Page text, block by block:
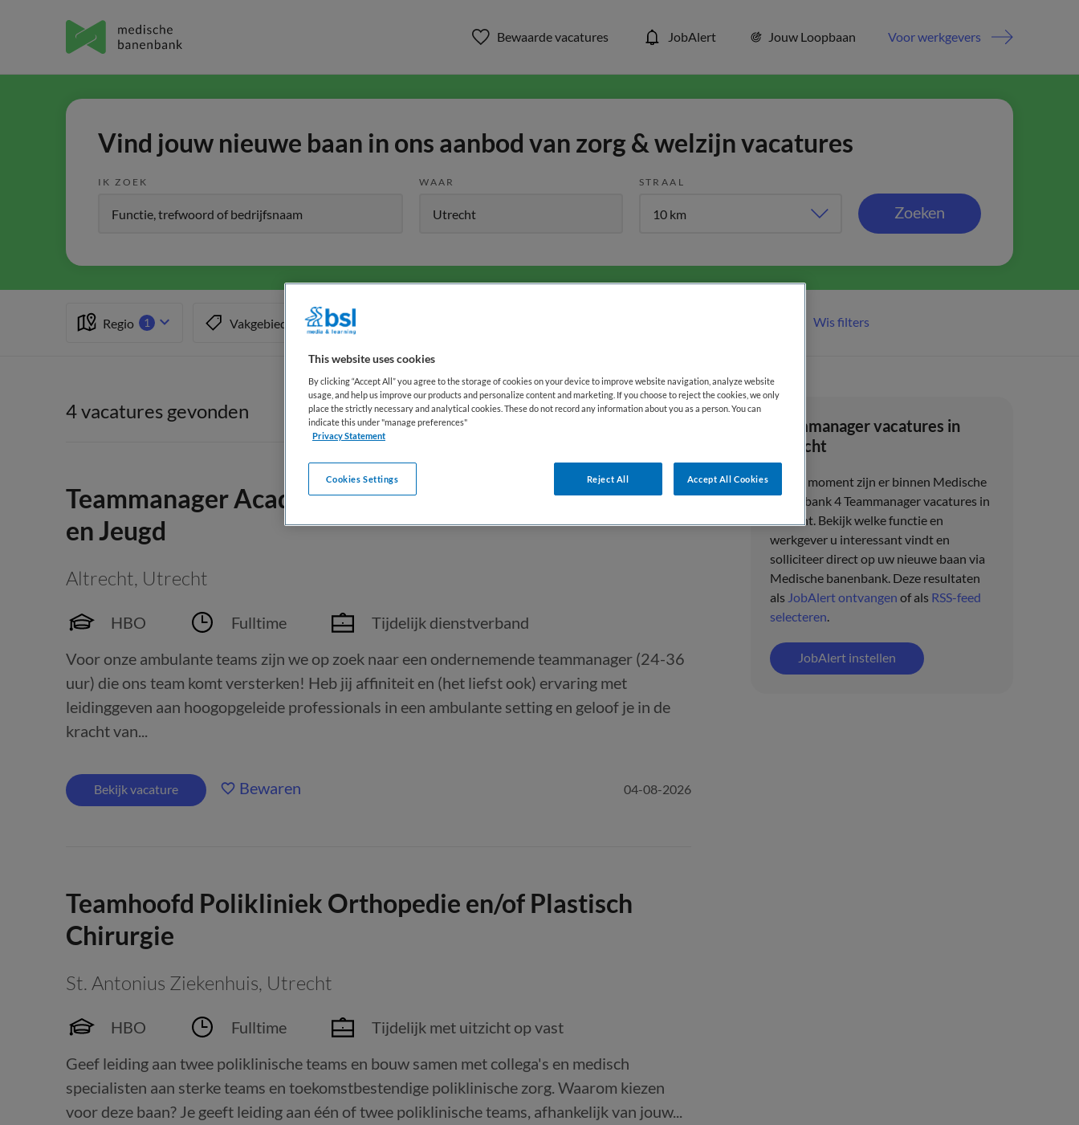
Bewaarde vacatures JobAlert Jouw Loopbaan Voor werkgevers
Vind jouw nieuwe baan in ons aanbod van zorg & welzijn vacatures
IK ZOEK WAAR STRAAL
Zoeken
Regio 1 Vakgebied Wis filters
Teammanager vacatures in
Utrecht
Op dit moment zijn er binnen Medische
banenbank 4 Teammanager vacatures in
Utrecht. Bekijk welke functie en
werkgever u interessant vindt en
solliciteer direct op uw nieuwe baan via
Medische banenbank. Deze resultaten
als JobAlert ontvangen of als RSS-feed
selecteren.
JobAlert instellen
4 vacatures gevonden
Teammanager Academisch Angstcentrum (TOP-GGZ)
en Jeugd
Altrecht, Utrecht
HBO Fulltime
Tijdelijk dienstverband
Voor onze ambulante teams zijn we op zoek naar een ondernemende teammanager (24-36
uur) die ons team komt versterken! Heb jij affiniteit en (het liefst ook) ervaring met
leidinggeven aan hoogopgeleide professionals in een ambulante setting en geloof je in de
kracht van...
Bekijk vacature Bewaren 04-08-2026
Teamhoofd Polikliniek Orthopedie en/of Plastisch
Chirurgie
St. Antonius Ziekenhuis, Utrecht
HBO Fulltime
Tijdelijk met uitzicht op vast
Geef leiding aan twee poliklinische teams en bouw samen met collega's en medisch
specialisten aan sterke teams en toekomstbestendige poliklinische zorg. Waarom kiezen
voor deze baan? Je geeft leiding aan één of twee poliklinische teams, afhankelijk van jouw...
This website uses cookies
By clicking “Accept All” you agree to the storage of cookies on your device to improve website navigation, analyze website
usage, and help us improve our products and personalize content and marketing. If you choose to reject the cookies, we only
place the strictly necessary and analytical cookies. These do not record any information about you as a person. You can
indicate this under "manage preferences"
Privacy Statement
Reject All Accept All Cookies
Cookies Settings